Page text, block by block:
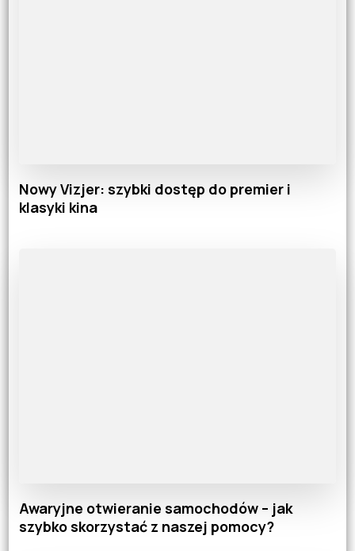
Nowy Vizjer: szybki dostęp do premier i
klasyki kina
Awaryjne otwieranie samochodów – jak
szybko skorzystać z naszej pomocy?